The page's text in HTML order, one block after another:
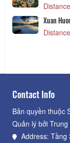
Xuan
Contact Info
Bản quyền thuộc
Quản lý bởi
Address: Tầng